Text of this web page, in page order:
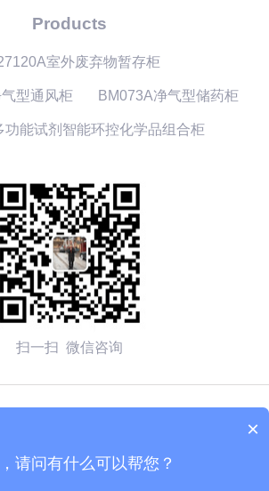
×
请问有什么可以帮您？
Products
室外废弃物暂存柜
型通风柜 BM073A净气型储药柜
功能试剂智能环控化学品组合柜
扫一扫 微信咨询
工仪器网管理登陆 sitemap.xml